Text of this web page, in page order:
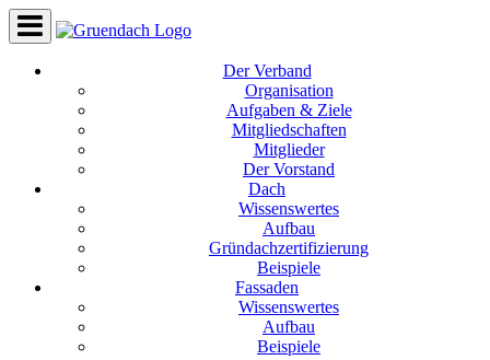
Der Verband
Organisation
Aufgaben & Ziele
Mitgliedschaften
Mitglieder
Der Vorstand
Dach
Wissenswertes
Aufbau
Gründachzertifizierung
Beispiele
Fassaden
Wissenswertes
Aufbau
Beispiele